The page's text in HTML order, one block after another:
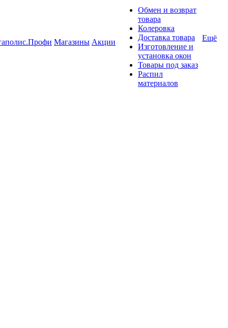
Магазины Акции
Обмен и возврат
товара
Колеровка
Доставка товара
Изготовление и
установка окон
Товары под заказ
Распил
материалов
Ещё